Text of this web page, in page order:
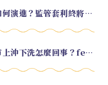
EP.217 美元穩定幣未來會如何演進？監管套利終將收斂？feat. 研究員 余哲安
EP.213 川普大攪局：袋鼠市上沖下洗怎麼回事？feat. Alvin